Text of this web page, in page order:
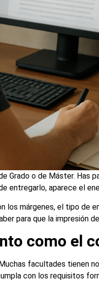
Grado o de Máster. Has
entregarlo, aparece el
los márgenes, el tipo de
para que la impresión
como el
facultades tienen
con los requisitos